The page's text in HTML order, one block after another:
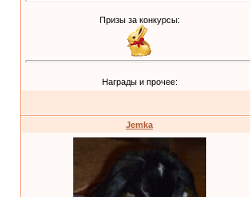
Призы за конкурсы:
Награды и прочее:
Jemka